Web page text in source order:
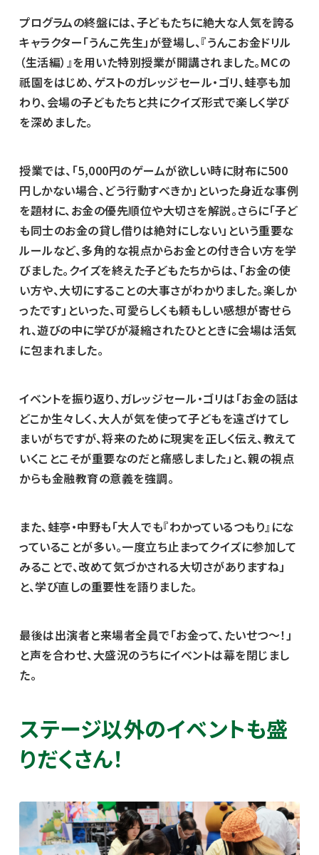
プログラムの終盤には、子どもたちに絶大な人気を誇る
キャラクター「うんこ先生」が登場し、『うんこお金ドリル
（生活編）』を用いた特別授業が開講されました。MCの
祇園をはじめ、ゲストのガレッジセール・ゴリ、蛙亭も加
わり、会場の子どもたちと共にクイズ形式で楽しく学び
を深めました。
授業では、「5,000円のゲームが欲しい時に財布に500
円しかない場合、どう行動すべきか」といった身近な事例
を題材に、お金の優先順位や大切さを解説。さらに「子ど
も同士のお金の貸し借りは絶対にしない」という重要な
ルールなど、多角的な視点からお金との付き合い方を学
びました。クイズを終えた子どもたちからは、「お金の使
い方や、大切にすることの大事さがわかりました。楽しか
ったです」といった、可愛らしくも頼もしい感想が寄せら
れ、遊びの中に学びが凝縮されたひとときに会場は活気
に包まれました。
イベントを振り返り、ガレッジセール・ゴリは「お金の話は
どこか生々しく、大人が気を使って子どもを遠ざけてし
まいがちですが、将来のために現実を正しく伝え、教えて
いくことこそが重要なのだと痛感しました」と、親の視点
からも金融教育の意義を強調。
また、蛙亭・中野も「大人でも『わかっているつもり』にな
っていることが多い。一度立ち止まってクイズに参加して
みることで、改めて気づかされる大切さがありますね」
と、学び直しの重要性を語りました。
最後は出演者と来場者全員で「お金って、たいせつ～！」
と声を合わせ、大盛況のうちにイベントは幕を閉じまし
た。
ステージ以外のイベントも盛
りだくさん！